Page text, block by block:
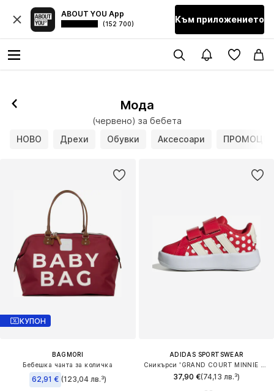
ABOUT YOU App
(152 700) Към приложението
Мода
(червено) за бебета
НОВО
Дрехи Обувки Аксесоари
КУПОН
BAGMORI
Бебешка чанта за количка
62,91 € (123,04 лв.³)
ADIDAS SPORTSWEAR
37,90 €(74,13 лв.³)